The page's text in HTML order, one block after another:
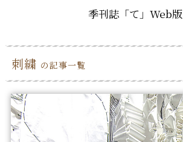
季刊誌「て」Web版
刺繍 の記事一覧